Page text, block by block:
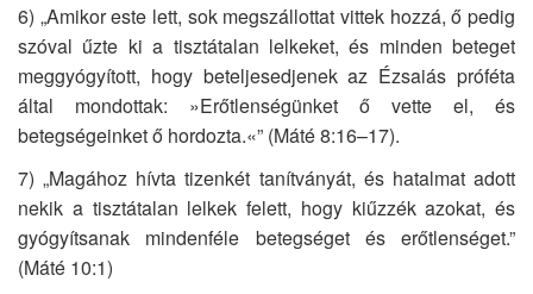
6) „Amikor este lett, sok megszállottat vittek hozzá, ő pedig
szóval űzte ki a tisztátalan lelkeket, és minden beteget
meggyógyított, hogy beteljesedjenek az Ézsaiás próféta
által mondottak: »Erőtlenségünket ő vette el, és
betegségeinket ő hordozta.«” (Máté 8:16–17).
7) „Magához hívta tizenkét tanítványát, és hatalmat adott
nekik a tisztátalan lelkek felett, hogy kiűzzék azokat, és
gyógyítsanak mindenféle betegséget és erőtlenséget.”
(Máté 10:1)